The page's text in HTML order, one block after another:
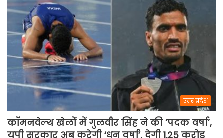
पसीना
बहाएगी
टीम
इंडिया
उत्तर प्रदेश
कॉमनवेल्थ खेलों में गुलवीर सिंह ने की ‘पदक वर्षा’,
यूपी सरकार अब करेगी ‘धन वर्षा’, देगी 1.25 करोड़